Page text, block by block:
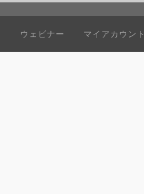
ウェビナー マイアカウント